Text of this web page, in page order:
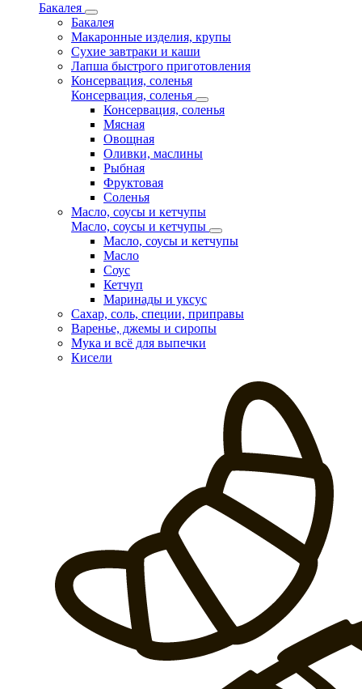
Бакалея
Бакалея
Макаронные изделия, крупы
Сухие завтраки и каши
Лапша быстрого приготовления
Консервация, соленья
Консервация, соленья
Консервация, соленья
Мясная
Овощная
Оливки, маслины
Рыбная
Фруктовая
Соленья
Масло, соусы и кетчупы
Масло, соусы и кетчупы
Масло, соусы и кетчупы
Масло
Соус
Кетчуп
Маринады и уксус
Сахар, соль, специи, приправы
Варенье, джемы и сиропы
Мука и всё для выпечки
Кисели